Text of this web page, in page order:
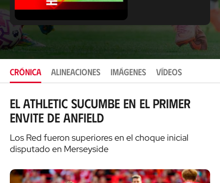
CRÓNICA ALINEACIONES IMÁGENES VÍDEOS
El Athletic sucumbe en el primer
envite de Anfield
Los Red fueron superiores en el choque inicial
disputado en Merseyside